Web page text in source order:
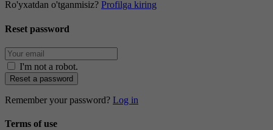
Ro'yxatdan o'tganmisiz? Profilga kiring
Reset password
I'm not a robot.
Reset a password
Remember your password? Log in
Terms of use